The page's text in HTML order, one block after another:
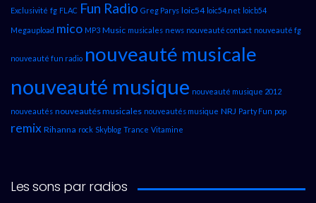
Exclusivité fg FLAC Fun Radio Greg Parys loic54 loic54.net loicb54
Megaupload mico MP3 Music musicales news nouveauté contact nouveauté fg
nouveauté fun radio nouveauté musicale
nouveauté musique nouveauté musique 2012
nouveautés nouveautés musicales nouveautés musique NRJ Party Fun pop
remix Rihanna rock Skyblog Trance Vitamine
Les sons par radios